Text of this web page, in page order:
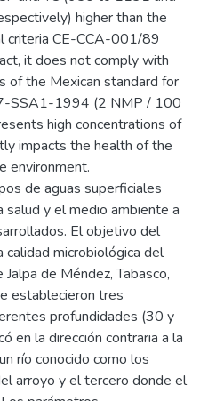
higher than the
criteria CE-CCA-001/89
it does not comply with
of the Mexican standard for
SSA1-1994 (2 NMP / 100
high concentrations of
impacts the health of the
environment.
de aguas superficiales
salud y el medio ambiente a
El objetivo del
microbiológica del
de Méndez, Tabasco,
establecieron tres
profundidades (30 y
en la dirección contraria a la
río conocido como los
arroyo y el tercero donde el